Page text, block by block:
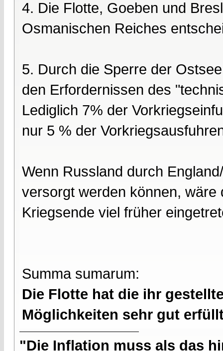
4. Die Flotte, Goeben und
Osmanischen Reiches
5. Durch die Sperre der
den Erfordernissen des
Lediglich 7% der
nur 5 % der
Wenn Russland durch
versorgt werden können,
Kriegsende viel früher
Summa sumarum:
Die Flotte hat die ihr
Möglichkeiten sehr gut
"Die Inflation muss als das